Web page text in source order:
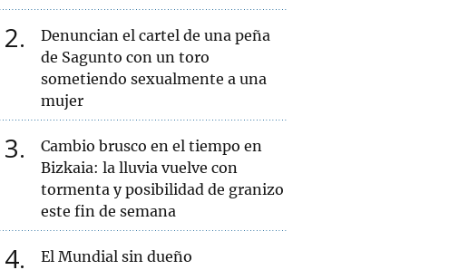
2
Denuncian el cartel de una peña
de Sagunto con un toro
sometiendo sexualmente a una
mujer
3
Cambio brusco en el tiempo en
Bizkaia: la lluvia vuelve con
tormenta y posibilidad de granizo
este fin de semana
4 El Mundial sin dueño